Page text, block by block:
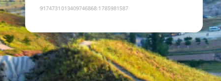
9174731013409746868:1785981587